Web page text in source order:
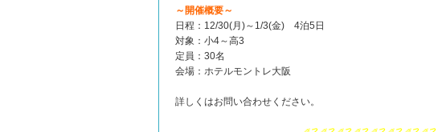
～開催概要～
日程：12/30(月)～1/3(金) 4泊5日
対象：小4～高3
定員：30名
会場：ホテルモントレ大阪
詳しくはお問い合わせください。